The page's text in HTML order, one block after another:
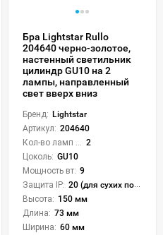
Бра Lightstar Rullo
204640 черно-золотое,
настенный светильник
цилиндр GU10 на 2
лампы, направленный
свет вверх вниз
Бренд: Lightstar
Артикул: 204640
2
Цоколь: GU10
Мощность вт: 9
Защита IP: 20 (для сухих пом.)
Высота: 150 мм
Длина: 73 мм
Ширина: 60 мм